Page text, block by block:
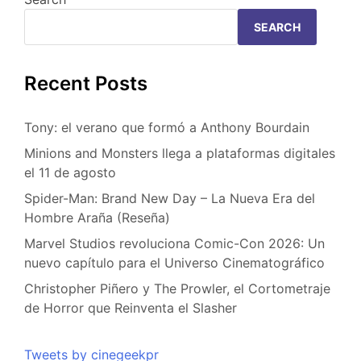
SEARCH
Recent Posts
Tony: el verano que formó a Anthony Bourdain
Minions and Monsters llega a plataformas digitales
el 11 de agosto
Spider-Man: Brand New Day – La Nueva Era del
Hombre Araña (Reseña)
Marvel Studios revoluciona Comic-Con 2026: Un
nuevo capítulo para el Universo Cinematográfico
Christopher Piñero y The Prowler, el Cortometraje
de Horror que Reinventa el Slasher
Tweets by cinegeekpr